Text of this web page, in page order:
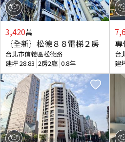
3,420萬
｛全新｝松德８８電梯２房
台北市信義區松德路
建坪28.83 2房2廳 0.8年
台
建